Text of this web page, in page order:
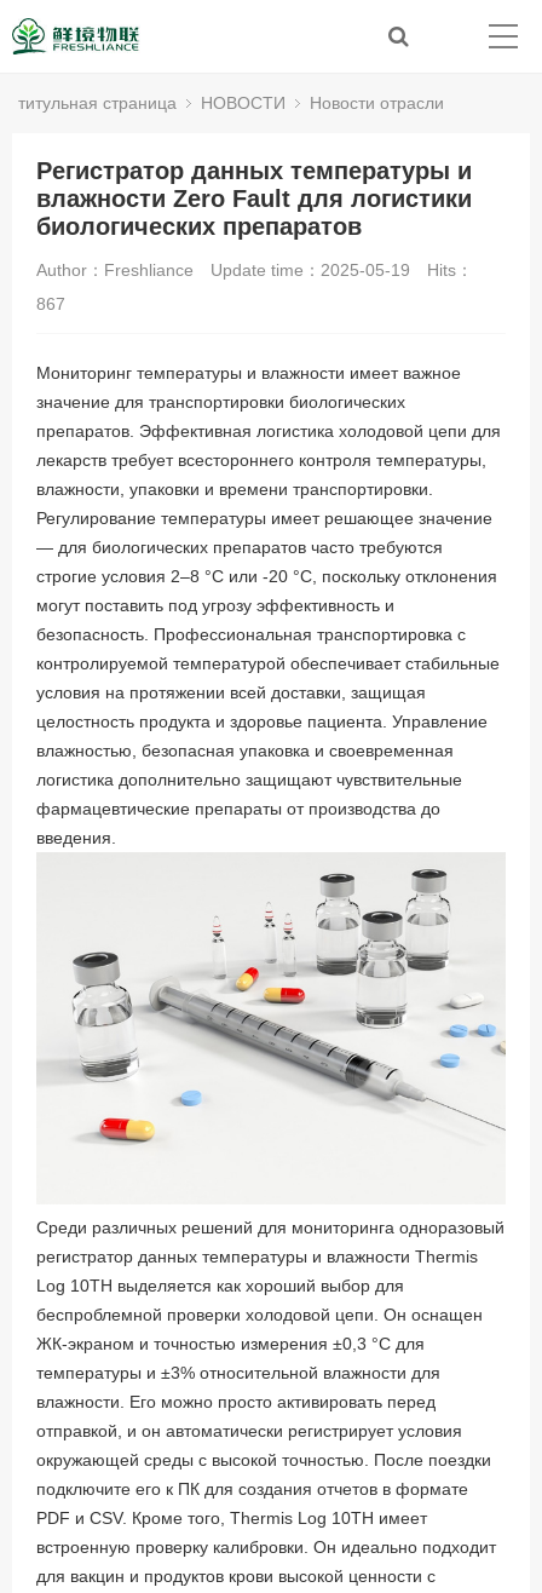
титульная страница НОВОСТИ Новости отрасли
Регистратор данных температуры и
влажности Zero Fault для логистики
биологических препаратов
Author：Freshliance Update time：2025-05-19
Hits：
867
Мониторинг температуры и влажности имеет важное
значение для транспортировки биологических
препаратов. Эффективная логистика холодовой цепи для
лекарств требует всестороннего контроля температуры,
влажности, упаковки и времени транспортировки.
Регулирование температуры имеет решающее значение
— для биологических препаратов часто требуются
строгие условия 2–8 °C или -20 °C, поскольку отклонения
могут поставить под угрозу эффективность и
безопасность. Профессиональная транспортировка с
контролируемой температурой обеспечивает стабильные
условия на протяжении всей доставки, защищая
целостность продукта и здоровье пациента. Управление
влажностью, безопасная упаковка и своевременная
логистика дополнительно защищают чувствительные
фармацевтические препараты от производства до
введения.
Среди различных решений для мониторинга одноразовый
регистратор данных температуры и влажности Thermis
Log 10TH выделяется как хороший выбор для
беспроблемной проверки холодовой цепи. Он оснащен
ЖК-экраном и точностью измерения ±0,3 °C для
температуры и ±3% относительной влажности для
влажности. Его можно просто активировать перед
отправкой, и он автоматически регистрирует условия
окружающей среды с высокой точностью. После поездки
подключите его к ПК для создания отчетов в формате
PDF и CSV. Кроме того, Thermis Log 10TH имеет
встроенную проверку калибровки. Он идеально подходит
для вакцин и продуктов крови высокой ценности с